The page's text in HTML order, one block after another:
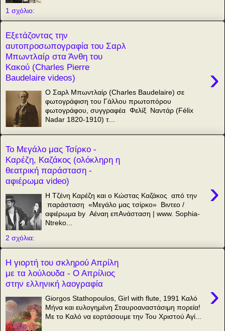
1 σχόλιο:
Εξετάζοντας την
αυτοπροσωπογραφία του Σαρλ
Μπωντλαίρ στα Άνθη του
Κακού (Charles Pierre
Baudelaire videos)
›
Ο Σαρλ Μπωντλαίρ (Charles Baudelaire‎) σε
φωτογράφιση του Γάλλου πρωτοπόρου
φωτογράφου, συγγραφέα Φελίξ Ναντάρ (Félix
Nadar 1820-1910) τ...
Το Μεγάλο μας Τσίρκο -
Καρέζη, Καζάκος (ολόκληρη η
θεατρική παράσταση -
αφιέρωμα video)
›
Η Τζένη Καρέζη και ο Κώστας Καζάκος από την
παράσταση «Μεγάλο μας τσίρκο» Βιντεο /
αφιέρωμα by Αέναη επΑνάσταση | www. Sophia-
Ntreko...
2 σχόλια:
Η γιορτή του σκληρού Απρίλη
με τα λούλουδα - Ο Απρίλιος
στην ελληνική λαογραφία
›
Giorgos Stathopoulos, Girl with flute, 1991 Καλό
Μήνα και ευλογημένη Σταυροαναστάσιμη πορεία!
Με το Καλό να εορτάσουμε την Του Χριστού Αγί...